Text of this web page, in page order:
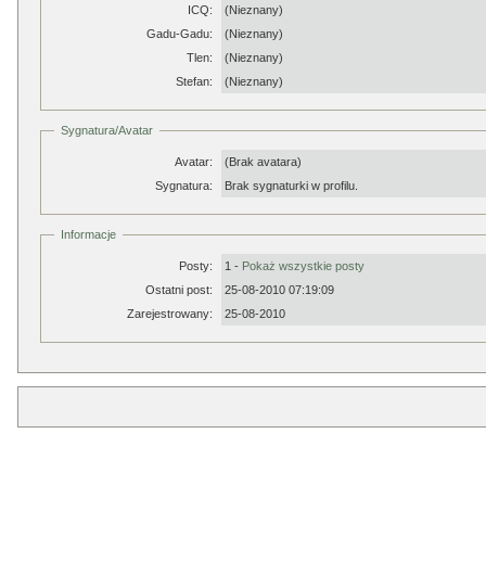
ICQ:
(Nieznany)
Gadu-Gadu:
(Nieznany)
Tlen:
(Nieznany)
Stefan:
(Nieznany)
Sygnatura/Avatar
Avatar:
(Brak avatara)
Sygnatura:
Brak sygnaturki w profilu.
Informacje
Posty: 1 - Pokaż wszystkie posty
Ostatni post:
25-08-2010 07:19:09
Zarejestrowany:
25-08-2010